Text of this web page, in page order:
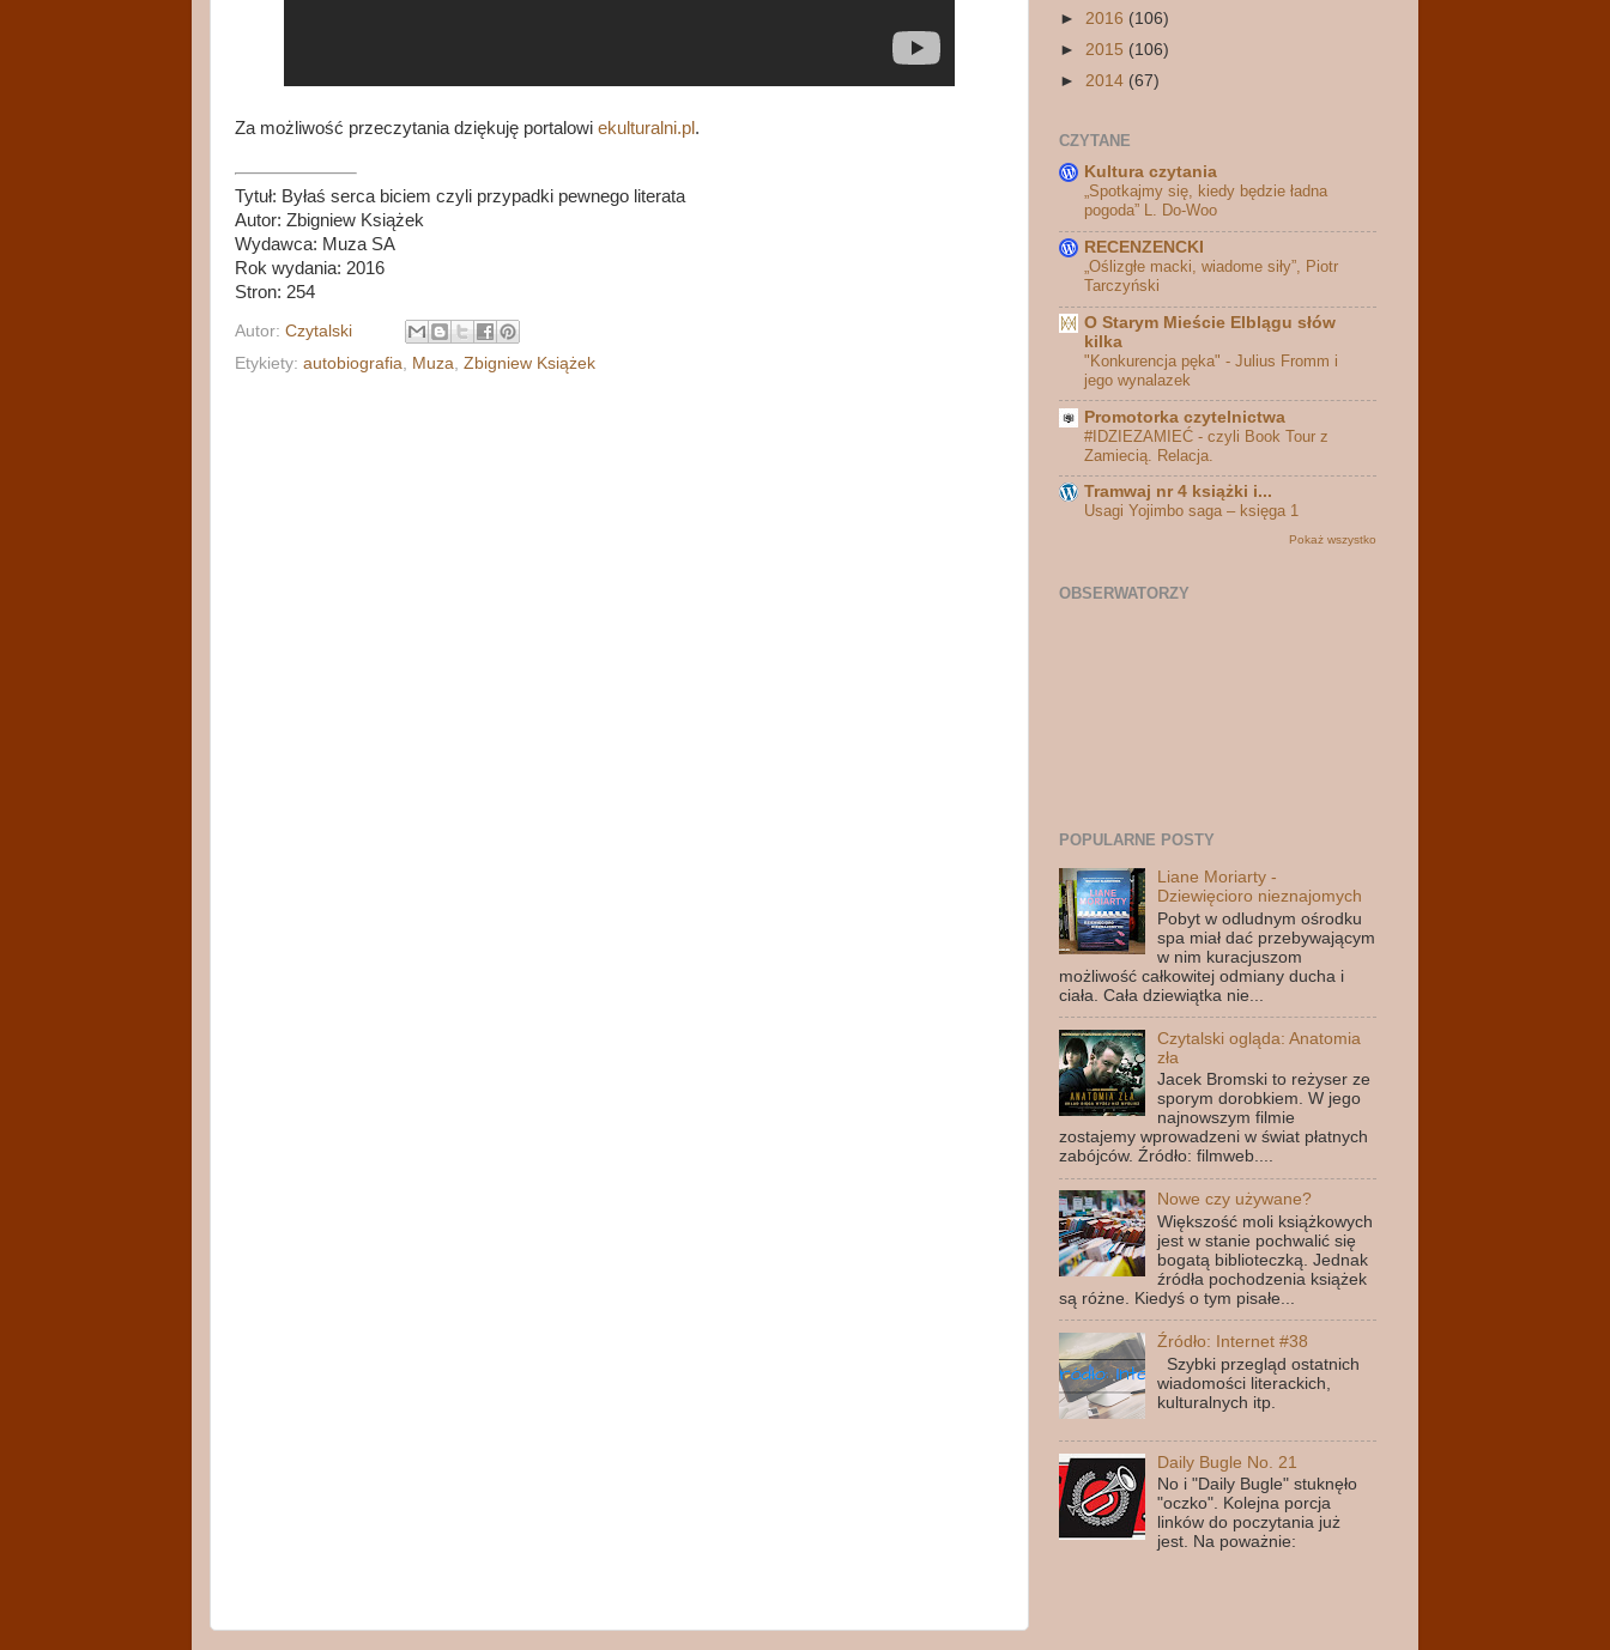
Za możliwość przeczytania dziękuję portalowi ekulturalni.pl .
Tytuł: Byłaś serca biciem czyli przypadki pewnego literata
Autor: Zbigniew Książek
Wydawca: Muza SA
Rok wydania: 2016
Stron: 254
Autor: Czytalski
Etykiety: autobiografia, Muza, Zbigniew Książek
► 2016 (106)
► 2015 (106)
► 2014 (67)
CZYTANE
Kultura czytania
„Spotkajmy się, kiedy będzie ładna
pogoda” L. Do-Woo
RECENZENCKI
„Oślizgłe macki, wiadome siły”, Piotr
Tarczyński
O Starym Mieście Elblągu słów
kilka
"Konkurencja pęka" - Julius Fromm i
jego wynalazek
Promotorka czytelnictwa
#IDZIEZAMIEĆ - czyli Book Tour z
Zamiecią. Relacja.
Tramwaj nr 4 książki i...
Usagi Yojimbo saga – księga 1
Pokaż wszystko
OBSERWATORZY
POPULARNE POSTY
Liane Moriarty -
Dziewięcioro nieznajomych
Pobyt w odludnym ośrodku
spa miał dać przebywającym
w nim kuracjuszom
możliwość całkowitej odmiany ducha i
ciała. Cała dziewiątka nie...
Czytalski ogląda: Anatomia
zła
Jacek Bromski to reżyser ze
sporym dorobkiem. W jego
najnowszym filmie
zostajemy wprowadzeni w świat płatnych
zabójców. Źródło: filmweb....
Nowe czy używane?
Większość moli książkowych
jest w stanie pochwalić się
bogatą biblioteczką. Jednak
źródła pochodzenia książek
są różne. Kiedyś o tym pisałe...
Źródło: Internet #38
Szybki przegląd ostatnich
wiadomości literackich,
kulturalnych itp.
Daily Bugle No. 21
No i "Daily Bugle" stuknęło
"oczko". Kolejna porcja
linków do poczytania już
jest. Na poważnie: